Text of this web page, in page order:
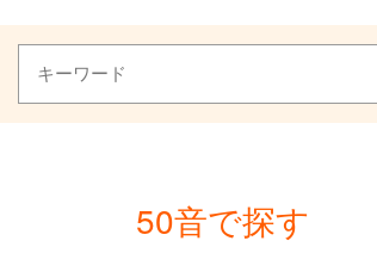
50音で探す